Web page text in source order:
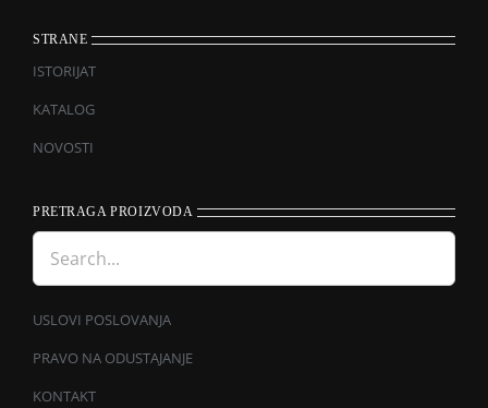
STRANE
ISTORIJAT
KATALOG
NOVOSTI
PRETRAGA PROIZVODA
USLOVI POSLOVANJA
PRAVO NA ODUSTAJANJE
KONTAKT